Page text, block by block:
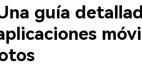
guía